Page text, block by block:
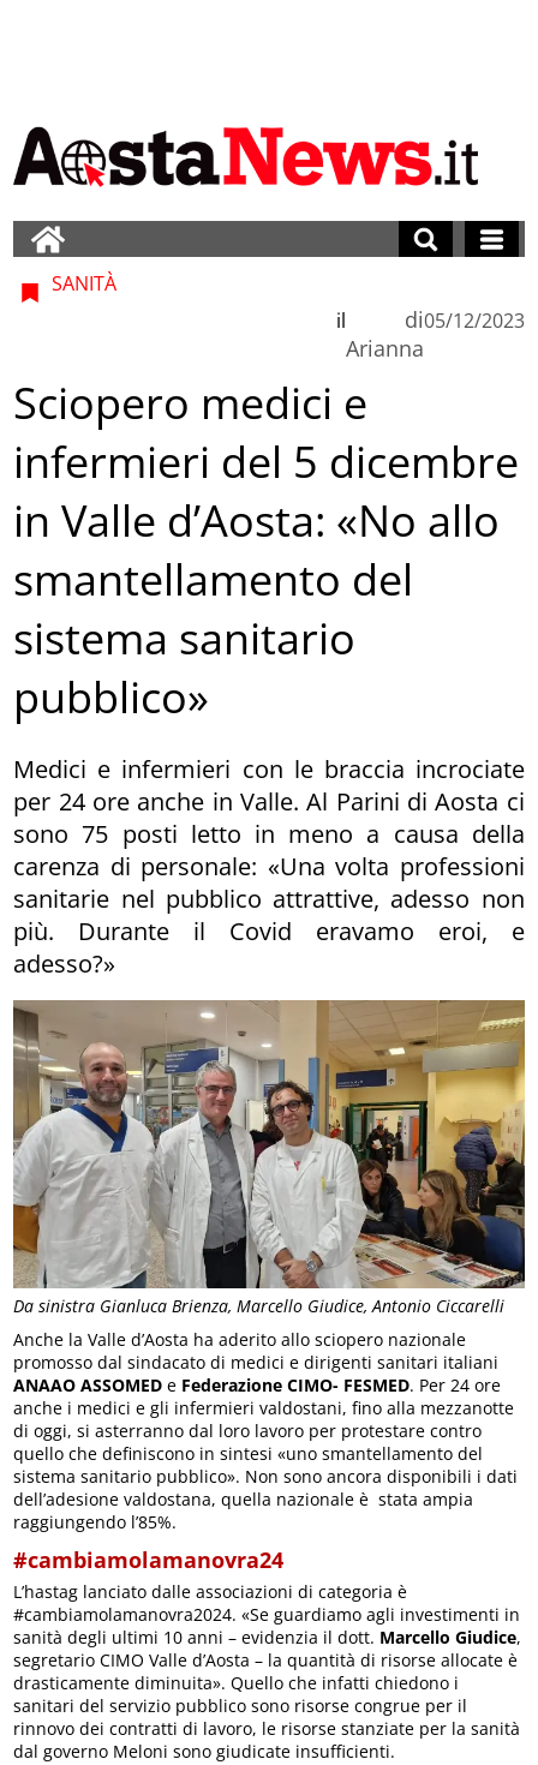
Da sinistra Gianluca Brienza, Marcello Giudice, Antonio Ciccarelli
SANITÀ
di
Arianna
il 05/12/2023
Sciopero medici e
infermieri del 5 dicembre
in Valle d’Aosta: «No allo
smantellamento del
sistema sanitario
pubblico»
Medici e infermieri con le braccia incrociate
per 24 ore anche in Valle. Al Parini di Aosta ci
sono 75 posti letto in meno a causa della
carenza di personale: «Una volta professioni
sanitarie nel pubblico attrattive, adesso non
più. Durante il Covid eravamo eroi, e
adesso?»
Anche la Valle d’Aosta ha aderito allo sciopero nazionale
promosso dal sindacato di medici e dirigenti sanitari italiani
ANAAO ASSOMEDe Federazione CIMO- FESMED. Per 24 ore
anche i medici e gli infermieri valdostani, fino alla mezzanotte
di oggi, si asterranno dal loro lavoro per protestare contro
quello che definiscono in sintesi «uno smantellamento del
sistema sanitario pubblico». Non sono ancora disponibili i dati
dell’adesione valdostana, quella nazionale è stata ampia
raggiungendo l’85%.
#cambiamolamanovra24
L’hastag lanciato dalle associazioni di categoria è
#cambiamolamanovra2024. «Se guardiamo agli investimenti in
sanità degli ultimi 10 anni – evidenzia il dott. Marcello Giudice,
segretario CIMO Valle d’Aosta – la quantità di risorse allocate è
drasticamente diminuita». Quello che infatti chiedono i
sanitari del servizio pubblico sono risorse congrue per il
rinnovo dei contratti di lavoro, le risorse stanziate per la sanità
dal governo Meloni sono giudicate insufficienti.